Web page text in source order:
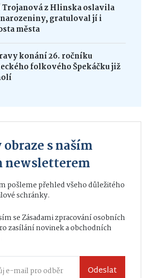
Trojanová z Hlinska oslavila
narozeniny, gratuloval jí i
města
konání 26. ročníku
folkového Špekáčku již
s naším
newsletterem
pošleme přehled všeho důležitého
schránky.
seZásadami zpracování osobních
zasílání novinek a obchodních
Odeslat